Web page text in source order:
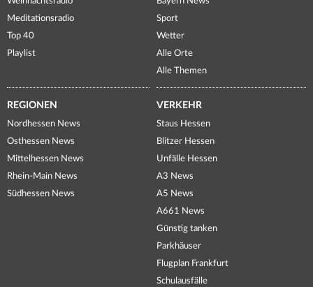
Meditationsradio
Top 40
Playlist
Sport
Wetter
Alle Orte
Alle Themen
REGIONEN
Nordhessen News
Osthessen News
Mittelhessen News
Rhein-Main News
Südhessen News
VERKEHR
Staus Hessen
Blitzer Hessen
Unfälle Hessen
A3 News
A5 News
A661 News
Günstig tanken
Parkhäuser
Flugplan Frankfurt
Schulausfälle